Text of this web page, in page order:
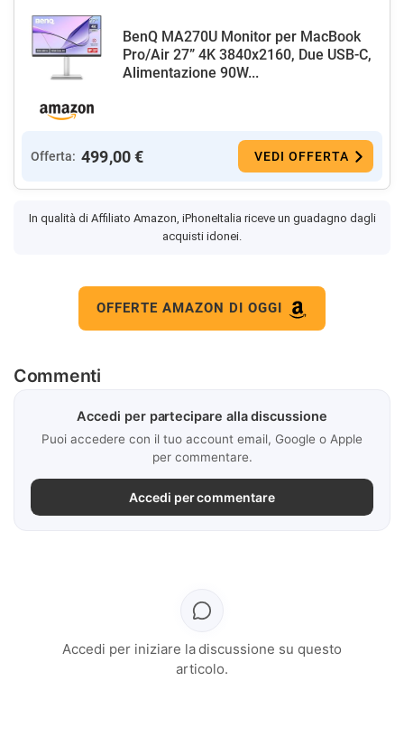
BenQ MA270U Monitor per MacBook
Pro/Air 27” 4K 3840x2160, Due USB-C,
Alimentazione 90W...
Offerta: 499,00 € VEDI OFFERTA
In qualità di Affiliato Amazon, iPhoneItalia riceve un guadagno dagli
acquisti idonei.
OFFERTE AMAZON DI OGGI
Commenti
Accedi per partecipare alla discussione
Puoi accedere con il tuo account email, Google o Apple
per commentare.
Accedi per commentare
Accedi per iniziare la discussione su questo
articolo.